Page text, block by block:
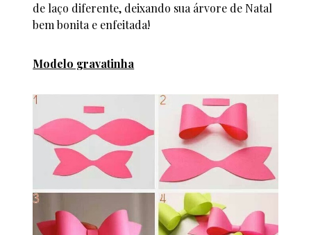
de laço diferente, deixando sua árvore de Natal
bem bonita e enfeitada!
Modelo gravatinha